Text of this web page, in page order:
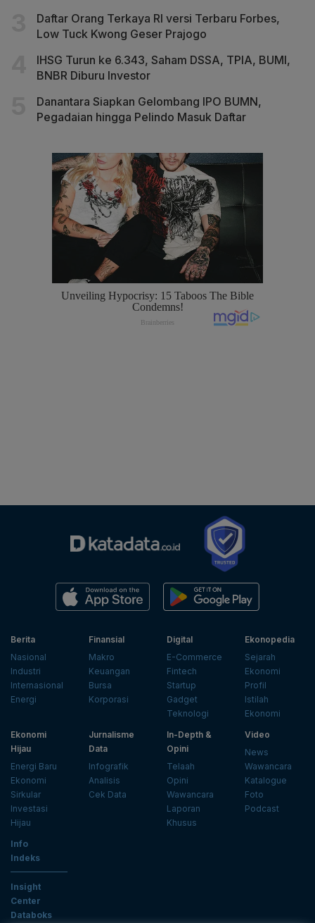
Daftar Orang Terkaya RI versi Terbaru Forbes,
Low Tuck Kwong Geser Prajogo
IHSG Turun ke 6.343, Saham DSSA, TPIA, BUMI,
BNBR Diburu Investor
Danantara Siapkan Gelombang IPO BUMN,
Pegadaian hingga Pelindo Masuk Daftar
Berita
Nasional
Industri
Internasional
Energi
Finansial
Makro
Keuangan
Bursa
Korporasi
Digital
E-Commerce
Fintech
Startup
Gadget
Teknologi
Ekonopedia
Sejarah
Ekonomi
Profil
Istilah
Ekonomi
Ekonomi
Hijau
Energi Baru
Ekonomi
Sirkular
Investasi
Hijau
Jurnalisme
Data
Infografik
Analisis
Cek Data
In-Depth &
Opini
Telaah
Opini
Wawancara
Laporan
Khusus
Video
News
Wawancara
Katalogue
Foto
Podcast
Info
Indeks
Insight
Center
Databoks